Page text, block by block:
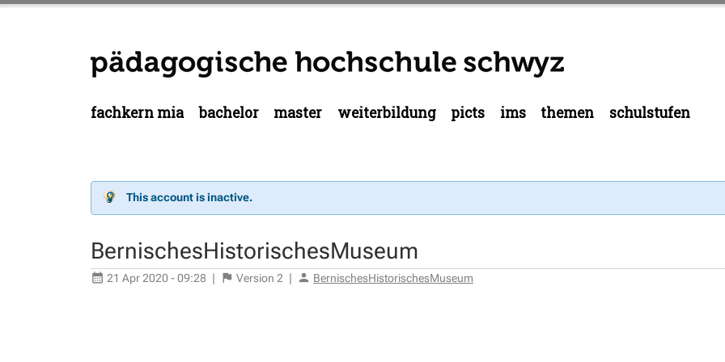
fachkern mia bachelor master weiterbildung picts ims themen schulstufen
This account is inactive.
BernischesHistorischesMuseum
21 Apr 2020 - 09:28 | Version 2 | BernischesHistorischesMuseum